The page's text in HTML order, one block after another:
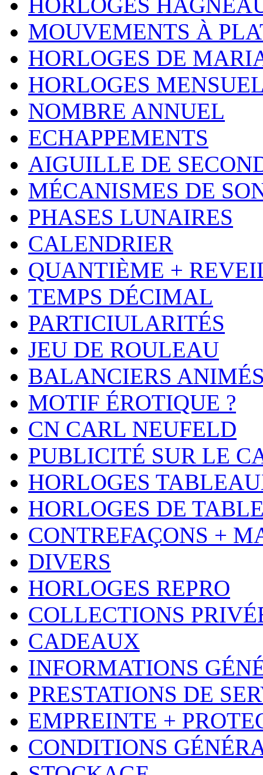
HORLOGES
MOUVEMENTS À
HORLOGES DE
HORLOGES
NOMBRE ANNUEL
ECHAPPEMENTS
AIGUILLE DE
MÉCANISMES DE
PHASES LUNAIRES
CALENDRIER
QUANTIÈME +
TEMPS DÉCIMAL
PARTICIULARITÉS
JEU DE ROULEAU
BALANCIERS
MOTIF ÉROTIQUE ?
CN CARL NEUFELD
PUBLICITÉ SUR LE
HORLOGES
HORLOGES DE
CONTREFAÇONS +
DIVERS
HORLOGES REPRO
COLLECTIONS
CADEAUX
INFORMATIONS
PRESTATIONS DE
EMPREINTE +
CONDITIONS